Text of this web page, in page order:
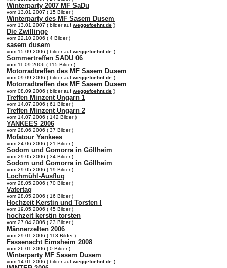
Winterparty 2007 MF SaDu
vom 13.01.2007 ( 15 Bilder )
Winterparty des MF Sasem Dusem
vom 13.01.2007 ( bilder auf weggefoehnt.de )
Die Zwillinge
vom 22.10.2006 ( 4 Bilder )
sasem dusem
vom 15.09.2006 ( bilder auf weggefoehnt.de )
Sommertreffen SADU 06
vom 11.09.2006 ( 115 Bilder )
Motorradtreffen des MF Sasem Dusem
vom 09.09.2006 ( bilder auf weggefoehnt.de )
Motorradtreffen des MF Sasem Dusem
vom 08.09.2006 ( bilder auf weggefoehnt.de )
Treffen Minzent Ungarn 1
vom 14.07.2006 ( 61 Bilder )
Treffen Minzent Ungarn 2
vom 14.07.2006 ( 142 Bilder )
YANKEES 2006
vom 28.06.2006 ( 37 Bilder )
Mofatour Yankees
vom 24.06.2006 ( 21 Bilder )
Sodom und Gomorra in Göllheim
vom 29.05.2006 ( 34 Bilder )
Sodom und Gomorra in Göllheim
vom 29.05.2006 ( 19 Bilder )
Lochmühl-Ausflug
vom 28.05.2006 ( 70 Bilder )
Vatertag
vom 28.05.2006 ( 16 Bilder )
Hochzeit Kerstin und Torsten I
vom 19.05.2006 ( 45 Bilder )
hochzeit kerstin torsten
vom 27.04.2006 ( 23 Bilder )
Männerzelten 2006
vom 29.01.2006 ( 113 Bilder )
Fassenacht Eimsheim 2008
vom 26.01.2006 ( 0 Bilder )
Winterparty MF Sasem Dusem
vom 14.01.2006 ( bilder auf weggefoehnt.de )